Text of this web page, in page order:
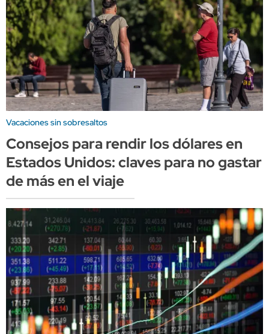
Vacaciones sin sobresaltos
Consejos para rendir los dólares en
Estados Unidos: claves para no gastar
de más en el viaje